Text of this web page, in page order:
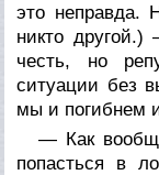
это неправда.
никто
честь, но
ситуации без
мы и погибнем
— Как
попасться в